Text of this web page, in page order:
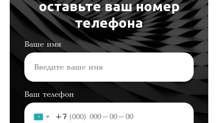
оставьте ваш номер
телефона
Ваше имя
Ваш телефон
+7
+7 747 137 50 64
Манысай 2а
Алматы,
Наурызбайский район
050067 Казахстан
Телефон: